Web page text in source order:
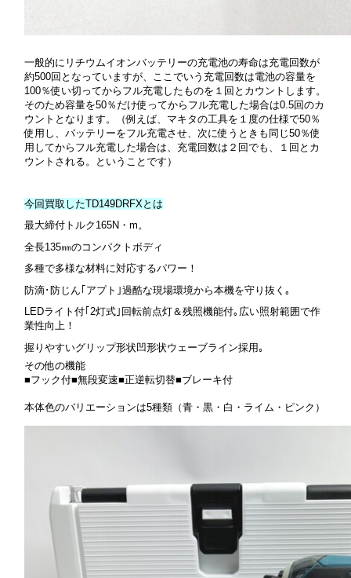
一般的にリチウムイオンバッテリーの充電池の寿命は充電回数が
約500回となっていますが、ここでいう充電回数は電池の容量を
100％使い切ってからフル充電したものを１回とカウントします。
そのため容量を50％だけ使ってからフル充電した場合は0.5回のカ
ウントとなります。（例えば、マキタの工具を１度の仕様で50％
使用し、バッテリーをフル充電させ、次に使うときも同じ50％使
用してからフル充電した場合は、充電回数は２回でも、１回とカ
ウントされる。ということです）
今回買取したTD149DRFXとは
最大締付トルク165N・m。
全長135㎜のコンパクトボディ
多種で多様な材料に対応するパワー！
防滴･防じん｢アプト｣過酷な現場環境から本機を守り抜く｡
LEDライト付｢2灯式｣回転前点灯＆残照機能付｡広い照射範囲で作
業性向上！
握りやすいグリップ形状凹形状ウェーブライン採用｡
その他の機能
■フック付■無段変速■正逆転切替■ブレーキ付
本体色のバリエーションは5種類（青・黒・白・ライム・ピンク）